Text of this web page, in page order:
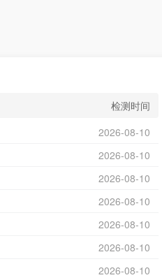
检测时间
2026-08-10
2026-08-10
2026-08-10
2026-08-10
2026-08-10
2026-08-10
2026-08-10